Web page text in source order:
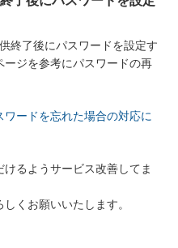
終了後にパスワードを設定す
ジを参考にパスワードの再
ワードを忘れた場合の対応に
るようサービス改善してま
くお願いいたします。